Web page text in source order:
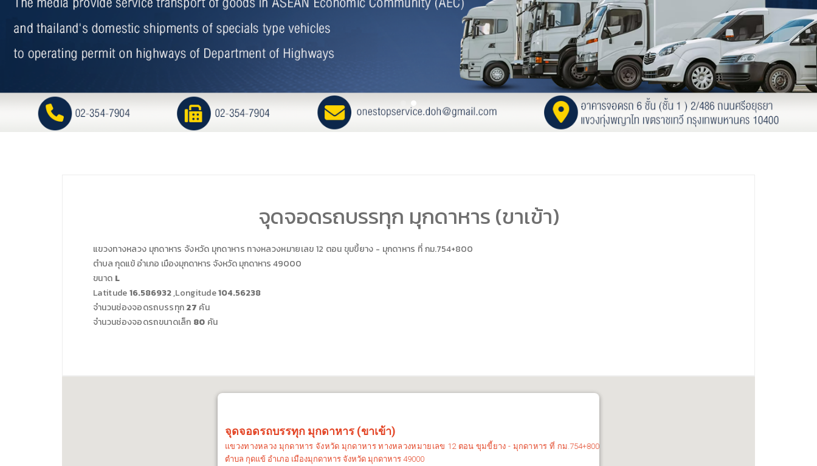
จุดจอดรถบรรทุก มุกดาหาร (ขาเข้า)
แขวงทางหลวง มุกดาหาร จังหวัด มุกดาหาร ทางหลวงหมายเลข 12 ตอน ขุมขี้ยาง - มุกดาหาร ที่ กม.754+800
ตำบล กุดแข้ อำเภอ เมืองมุกดาหาร จังหวัด มุกดาหาร 49000
ขนาด L
Latitude16.586932,Longitude104.56238
จำนวนช่องจอดรถบรรทุก27 คัน
จำนวนช่องจอดรถขนาดเล็ก 80 คัน
จุดจอดรถบรรทุก มุกดาหาร (ขาเข้า)
แขวงทางหลวง มุกดาหาร จังหวัด มุกดาหาร ทางหลวงหมายเลข 12 ตอน ขุมขี้ยาง - มุกดาหาร ที่ กม.754+800
ตำบล กุดแข้ อำเภอ เมืองมุกดาหาร จังหวัด มุกดาหาร 49000